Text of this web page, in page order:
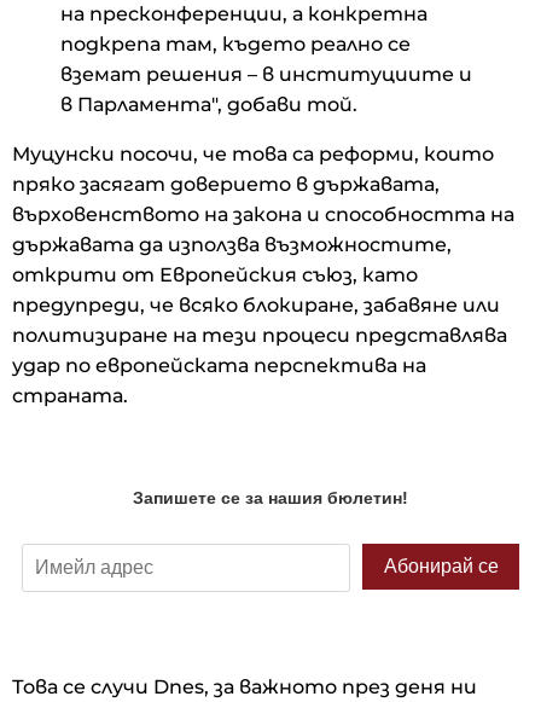
на пресконференции, а конкретна
подкрепа там, където реално се
вземат решения – в институциите и
в Парламента", добави той.
Муцунски посочи, че това са реформи, които
пряко засягат доверието в държавата,
върховенството на закона и способността на
държавата да използва възможностите,
открити от Европейския съюз, като
предупреди, че всяко блокиране, забавяне или
политизиране на тези процеси представлява
удар по европейската перспектива на
страната.
Това се случи Dnes, за важното през деня ни